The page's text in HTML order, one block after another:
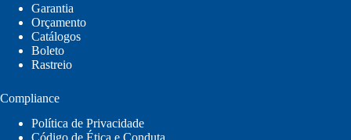
Garantia
Orçamento
Catálogos
Boleto
Rastreio
Compliance
Política de Privacidade